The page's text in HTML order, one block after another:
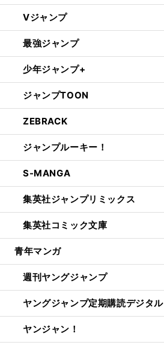
Vジャンプ
最強ジャンプ
少年ジャンプ+
ジャンプTOON
ZEBRACK
ジャンプルーキー！
S-MANGA
集英社ジャンプリミックス
集英社コミック文庫
青年マンガ
週刊ヤングジャンプ
ヤングジャンプ定期購読デジタル
ヤンジャン！